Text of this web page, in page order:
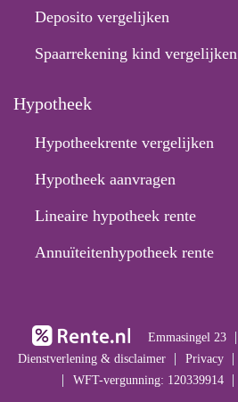
Deposito vergelijken
Spaarrekening kind vergelijken
Hypotheek
Hypotheekrente vergelijken
Hypotheek aanvragen
Lineaire hypotheek rente
Annuïteitenhypotheek rente
Emmasingel 23
Dienstverlening & disclaimer
Privacy
WFT-vergunning: 120339914